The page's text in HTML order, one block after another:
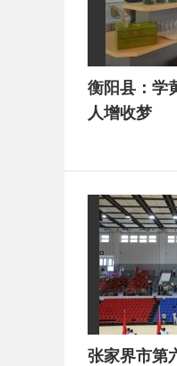
衡阳县：学
人增收梦
张家界市第